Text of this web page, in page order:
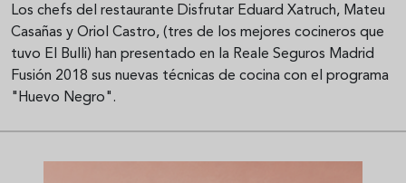
Los chefs del restaurante Disfrutar Eduard Xatruch, Mateu
Casañas y Oriol Castro, (tres de los mejores cocineros que
tuvo El Bulli) han presentado en la Reale Seguros Madrid
Fusión 2018 sus nuevas técnicas de cocina con el programa
"Huevo Negro".